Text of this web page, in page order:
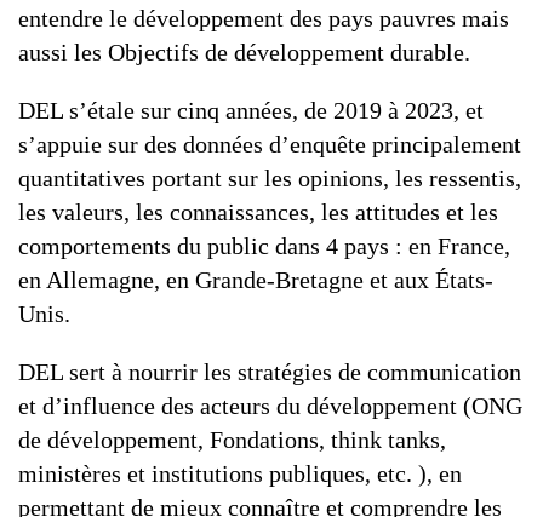
entendre le développement des pays pauvres mais
aussi les Objectifs de développement durable.
DEL s’étale sur cinq années, de 2019 à 2023, et
s’appuie sur des données d’enquête principalement
quantitatives portant sur les opinions, les ressentis,
les valeurs, les connaissances, les attitudes et les
comportements du public dans 4 pays : en France,
en Allemagne, en Grande-Bretagne et aux États-
Unis.
DEL sert à nourrir les stratégies de communication
et d’influence des acteurs du développement (ONG
de développement, Fondations, think tanks,
ministères et institutions publiques, etc. ), en
permettant de mieux connaître et comprendre les